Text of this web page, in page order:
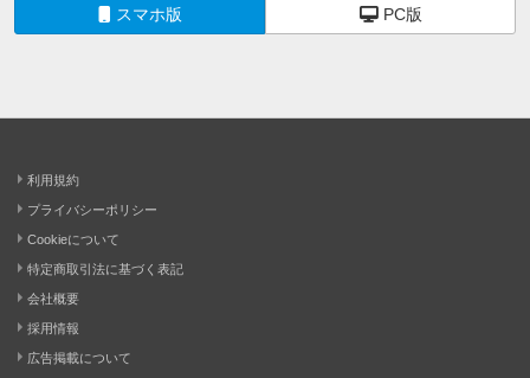
スマホ版 PC版
利用規約
プライバシーポリシー
Cookieについて
特定商取引法に基づく表記
会社概要
採用情報
広告掲載について